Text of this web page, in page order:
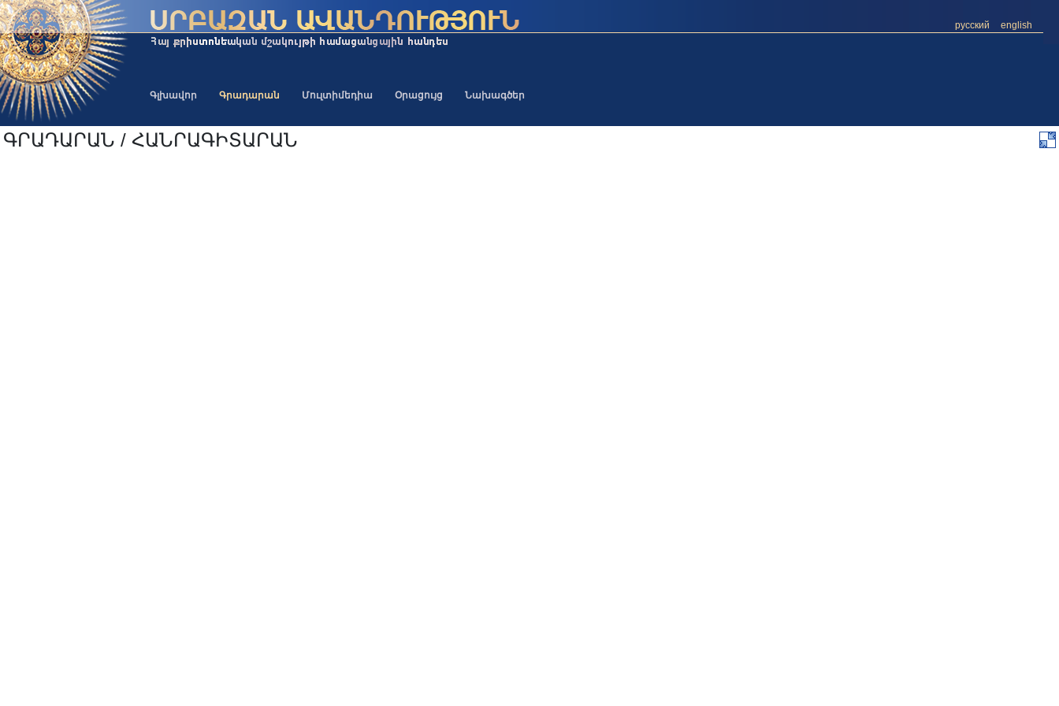
Գլխավոր Գրադարան Մուլտիմեդիա Օրացույց Նախագծեր
русский english
ԳՐԱԴԱՐԱՆ / ՀԱՆՐԱԳԻՏԱՐԱՆ